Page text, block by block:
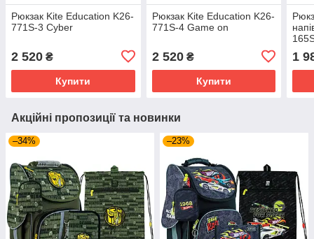
Рюкзак Kite Education K26-
771S-3 Cyber
2 520 ₴
Купити
Рюкзак Kite Education K26-
771S-4 Game on
2 520₴
Купити
1
Акційні пропозиції та новинки
–34% –23%